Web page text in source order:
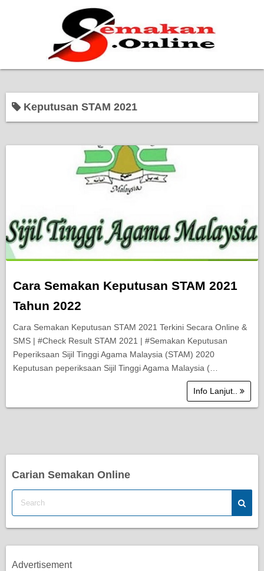
Bantuan Kerajaan
Keputusan STAM 2021
Cara Semakan Keputusan STAM 2021
Tahun 2022
Cara Semakan Keputusan STAM 2021 Terkini Secara Online &
SMS | #Check Result STAM 2021 | #Semakan Keputusan
Peperiksaan Sijil Tinggi Agama Malaysia (STAM) 2020
Keputusan peperiksaan Sijil Tinggi Agama Malaysia (…
Info Lanjut..
Carian Semakan Online
Advertisement